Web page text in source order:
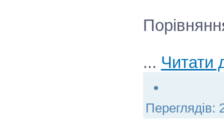
... Читати
Переглядів: